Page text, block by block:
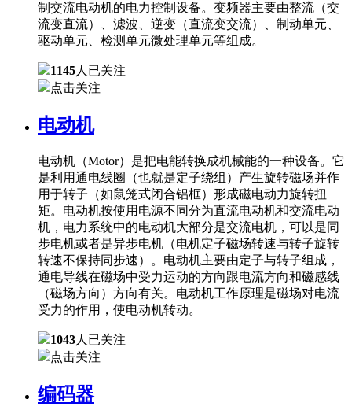
制交流电动机的电力控制设备。变频器主要由整流（交
流变直流）、滤波、逆变（直流变交流）、制动单元、
驱动单元、检测单元微处理单元等组成。
1145人已关注
点击关注
电动机
电动机（Motor）是把电能转换成机械能的一种设备。它
是利用通电线圈（也就是定子绕组）产生旋转磁场并作
用于转子（如鼠笼式闭合铝框）形成磁电动力旋转扭
矩。电动机按使用电源不同分为直流电动机和交流电动
机，电力系统中的电动机大部分是交流电机，可以是同
步电机或者是异步电机（电机定子磁场转速与转子旋转
转速不保持同步速）。电动机主要由定子与转子组成，
通电导线在磁场中受力运动的方向跟电流方向和磁感线
（磁场方向）方向有关。电动机工作原理是磁场对电流
受力的作用，使电动机转动。
1043人已关注
点击关注
编码器